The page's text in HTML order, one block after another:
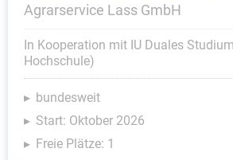
Agrarservice Lass GmbH
In Kooperation mit IU Duales
Hochschule)
bundesweit
Start: Oktober 2026
Freie Plätze: 1